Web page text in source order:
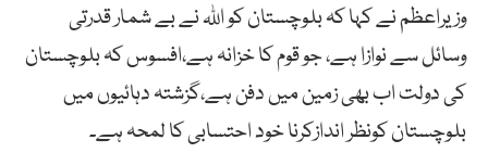
وزیراعظم نے کہا کہ بلوچستان کو اللہ نے بے شمار قدرتی
وسائل سے نوازا ہے، جو قوم کا خزانہ ہے،افسوس کہ بلوچستان
کی دولت اب بھی زمین میں دفن ہے،گزشتہ دہائیوں میں
بلوچستان کونظر اندازکرنا خود احتسابی کا لمحہ ہے۔